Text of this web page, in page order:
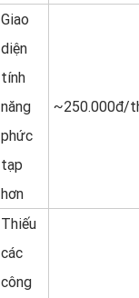
Giao
diện
tính
năng
phức
tạp
hơn
~250.000đ/
Thiếu
các
công